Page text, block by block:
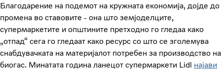
Благодарение на подемот на кружната економија, дојде до
промена во ставовите - она што земјоделците,
супермаркетите и општините претходно го гледаа како
„отпад“ сега го гледаат како ресурс со што се зголемува
снабдувачката на материјалот потребен за производство на
биогас. Минатата година ланецот супермаркети Lidl најави